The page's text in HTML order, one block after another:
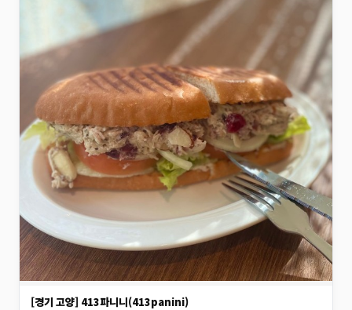
[경기 고양] 413파니니(413panini)